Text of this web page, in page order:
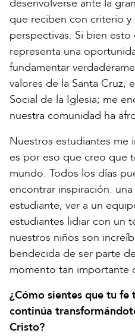
desenvolverse ante la
que reciben con criterio y
perspectivas. Si bien
representa una
fundamentar
valores de la Santa Cruz,
Social de la Iglesia; me
nuestra comunidad ha
Nuestros estudiantes me
es por eso que creo que
mundo. Todos los días
encontrar inspiración:
estudiante, ver a un
estudiantes lidiar con un
nuestros niños son
bendecida de ser parte
momento tan importante
¿Cómo sientes que tu
continúa
Cristo?